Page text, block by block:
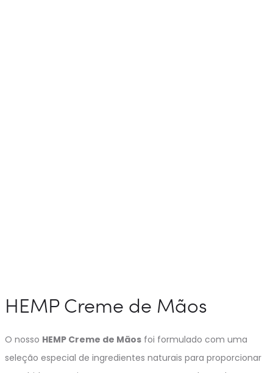
HEMP Creme de Mãos
O nosso HEMP Creme de Mãos foi formulado com uma
seleção especial de ingredientes naturais para proporcionar